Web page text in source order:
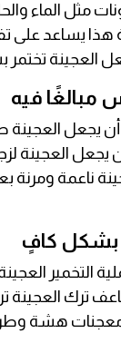
مثل الماء
هذا يساعد على
العجينة
مبالغًا فيه
أن يجعل العجينة
يجعل العجينة
ناعمة ومرنة
بشكل كافٍ
التخمير العجينة
ترك العجينة
هشة